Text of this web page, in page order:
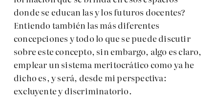
donde se educan las y los futuros docentes?
Entiendo también las más diferentes
concepciones y todo lo que se puede discutir
sobre este concepto, sin embargo, algo es claro,
emplear un sistema meritocrático como ya he
dicho es, y será, desde mi perspectiva:
excluyente y discriminatorio.